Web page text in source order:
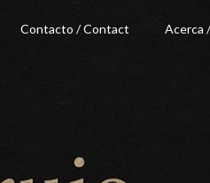
Contacto / Contact Acerca